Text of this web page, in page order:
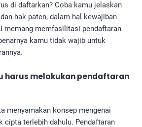
di daftarkan? Coba kamu jelaskan
hak paten, dalam hal kewajiban
memang memfasilitasi pendaftaran
kamu tidak wajib untuk
harus melakukan pendaftaran
menyamakan konsep mengenai
cipta terlebih dahulu. Pendaftaran